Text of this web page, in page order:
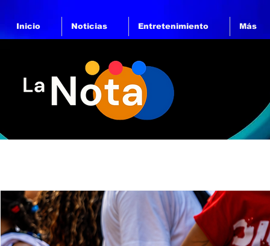
Inicio Noticias Entretenimiento Más